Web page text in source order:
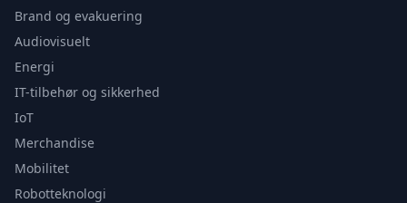
Brand og evakuering
Audiovisuelt
Energi
IT-tilbehør og sikkerhed
IoT
Merchandise
Mobilitet
Robotteknologi